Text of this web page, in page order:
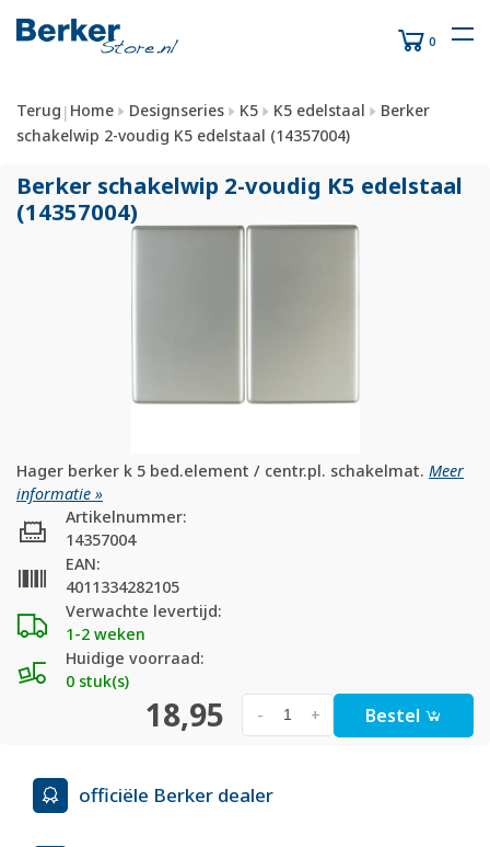
0
Terug | Home Designseries K5 K5 edelstaal
Berker
schakelwip 2-voudig K5 edelstaal (14357004)
Berker schakelwip 2-voudig K5 edelstaal
(14357004)
Hager berker k 5 bed.element / centr.pl. schakelmat. Meer
informatie »
Verwachte levertijd:
1-2 weken
Huidige voorraad:
0 stuk(s)
Artikelnummer:
14357004
EAN:
4011334282105
18,95 +
- Bestel
officiële Berker dealer